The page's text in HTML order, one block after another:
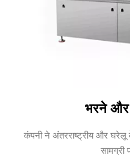
भरने और
कंपनी ने अंतरराष्ट्रीय और
सामग्री